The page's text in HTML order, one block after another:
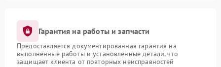
Гарантия на работы и запчасти
Предоставляется документированная гарантия на
выполненные работы и установленные детали, что
защищает клиента от повторных неисправностей